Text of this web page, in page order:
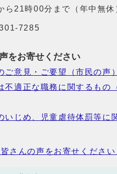
ら21時00分まで（年中無休
7285
をお寄せください
ご意見・ご要望（市民の声）
不適正な職務に関するもの
いじめ、児童虐待体罰等に
皆さんの声をお寄せくださ